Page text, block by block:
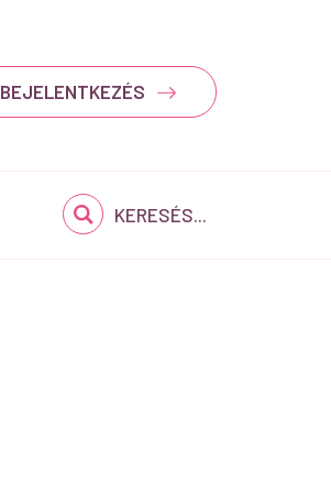
BEJELENTKEZÉS
KERESÉS...